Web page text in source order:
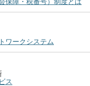
保障・税番号）制度とは
ワークシステム
ス